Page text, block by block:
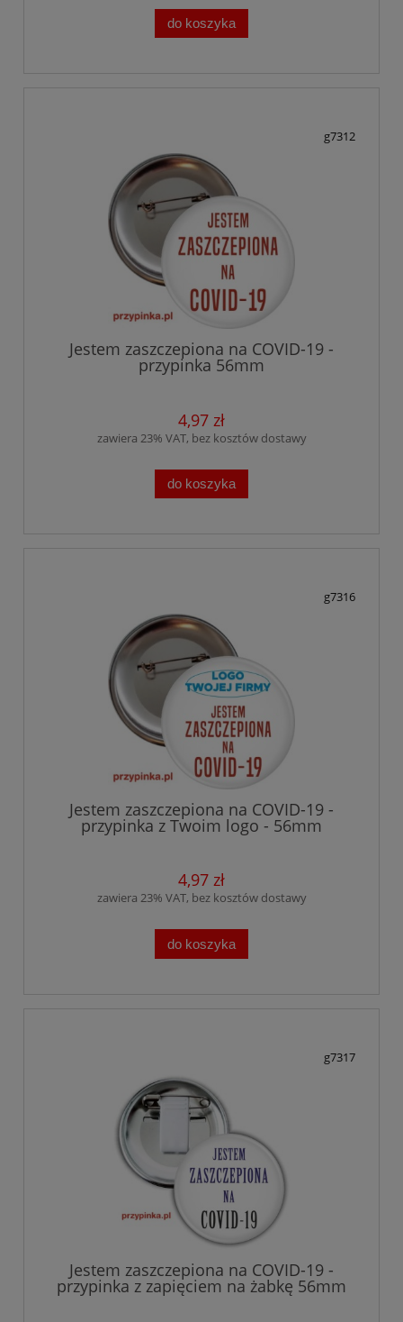
do koszyka
g7312
Jestem zaszczepiona na COVID-19 -
przypinka 56mm
4,97 zł
zawiera 23% VAT, bez kosztów dostawy
do koszyka
g7316
Jestem zaszczepiona na COVID-19 -
przypinka z Twoim logo - 56mm
4,97 zł
zawiera 23% VAT, bez kosztów dostawy
do koszyka
g7317
Jestem zaszczepiona na COVID-19 -
przypinka z zapięciem na żabkę 56mm